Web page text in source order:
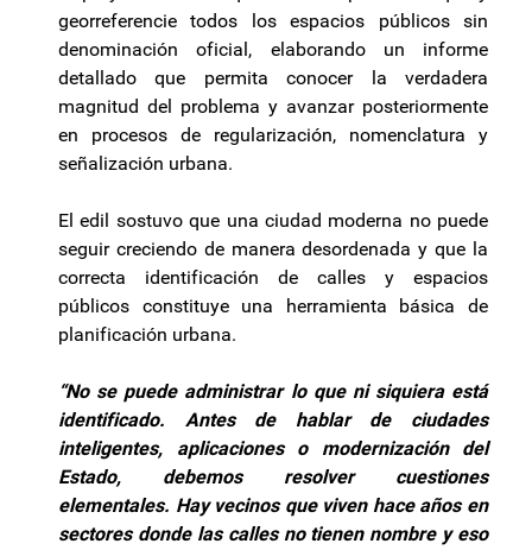
georreferencie todos los espacios públicos sin
denominación oficial, elaborando un informe
detallado que permita conocer la verdadera
magnitud del problema y avanzar posteriormente
en procesos de regularización, nomenclatura y
señalización urbana.
El edil sostuvo que una ciudad moderna no puede
seguir creciendo de manera desordenada y que la
correcta identificación de calles y espacios
públicos constituye una herramienta básica de
planificación urbana.
“No se puede administrar lo que ni siquiera está
identificado. Antes de hablar de ciudades
inteligentes, aplicaciones o modernización del
Estado, debemos resolver cuestiones
elementales. Hay vecinos que viven hace años en
sectores donde las calles no tienen nombre y eso